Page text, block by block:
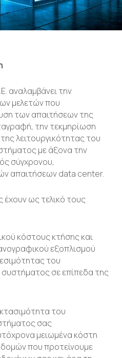
αναλαμβάνει την
μελετών που
των απαιτήσεων της
την τεκμηρίωση
λειτουργικότητας του
με άξονα την
σύγχρονου,
απαιτήσεων data center.
έχουν ως τελικό τους
κόστους κτήσης και
εξοπλισμού
του
σε επίπεδα της
του
σας
μειωμένα κόστη
που προτείνουμε